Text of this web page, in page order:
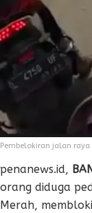
Pembelokiran jalan
penanews.id,
orang diduga
Merah,